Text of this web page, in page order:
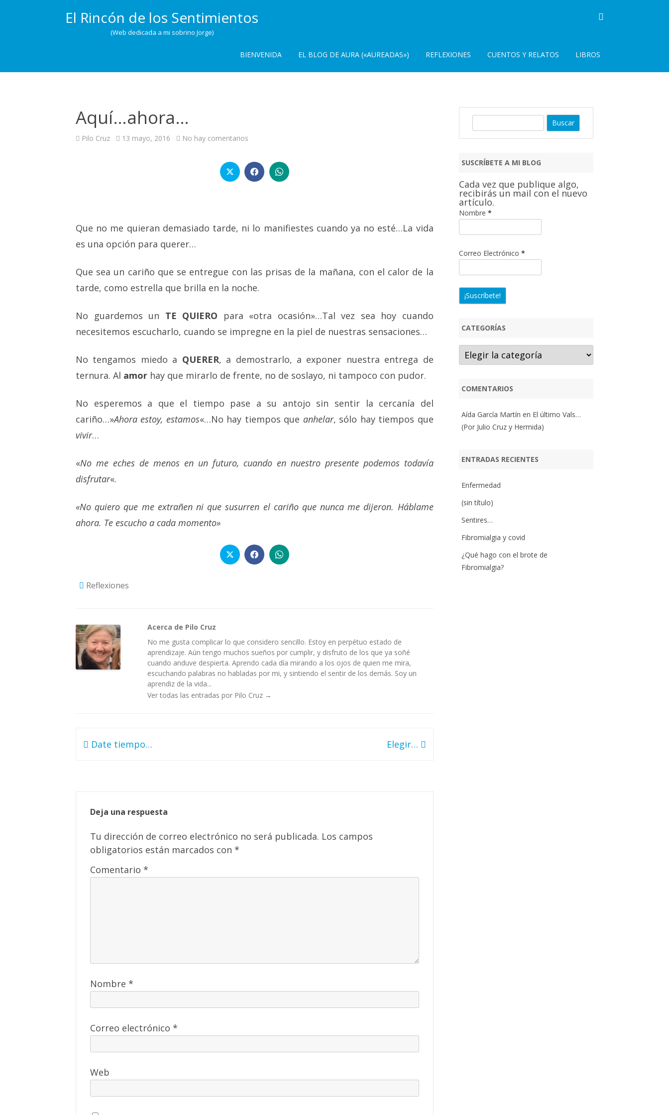
El Rincón de los Sentimientos
(Web dedicada a mi sobrino Jorge)
BIENVENIDA EL BLOG DE AURA («AUREADAS») REFLEXIONES CUENTOS Y RELATOS LIBROS
Aquí…ahora…
Pilo Cruz 13 mayo, 2016 No hay comentarios
Que no me quieran demasiado tarde, ni lo manifiestes cuando ya no esté…La vida
es una opción para querer…
Que sea un cariño que se entregue con las prisas de la mañana, con el calor de la
tarde, como estrella que brilla en la noche.
No guardemos un TE QUIERO para «otra ocasión»…Tal vez sea hoy cuando
necesitemos escucharlo, cuando se impregne en la piel de nuestras sensaciones…
No tengamos miedo a QUERER, a demostrarlo, a exponer nuestra entrega de
ternura. Al amor hay que mirarlo de frente, no de soslayo, ni tampoco con pudor.
No esperemos a que el tiempo pase a su antojo sin sentir la cercanía del
cariño…»Ahora estoy, estamos«…No hay tiempos que anhelar, sólo hay tiempos que
vivir…
«No me eches de menos en un futuro, cuando en nuestro presente podemos todavía
disfrutar«.
«No quiero que me extrañen ni que susurren el cariño que nunca me dijeron. Háblame
ahora. Te escucho a cada momento»
Reflexiones
Acerca de Pilo Cruz
No me gusta complicar lo que considero sencillo. Estoy en perpétuo estado de
aprendizaje. Aún tengo muchos sueños por cumplir, y disfruto de los que ya soñé
cuando anduve despierta. Aprendo cada día mirando a los ojos de quien me mira,
escuchando palabras no habladas por mi, y sintiendo el sentir de los demás. Soy un
aprendiz de la vida...
Ver todas las entradas por Pilo Cruz →
Navegación
Date tiempo… Elegir…
Deja una respuesta
Tu dirección de correo electrónico no será publicada. Los campos
obligatorios están marcados con *
Comentario *
Nombre *
Correo electrónico *
Web
a
r
SUSCRÍBETE A MI BLOG
Cada vez que publique algo,
recibirás un mail con el nuevo
artículo.
Nombre *
Correo Electrónico *
CATEGORÍAS
Categorías
COMENTARIOS
Aída García Martín en El último Vals…
(Por Julio Cruz y Hermida)
ENTRADAS RECIENTES
Enfermedad
(sin título)
Sentires…
Fibromialgia y covid
¿Qué hago con el brote de
Fibromialgia?